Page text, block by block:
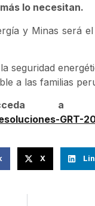
lo necesitan.
y Minas será
seguridad
a las familias
a la
GRT-
X